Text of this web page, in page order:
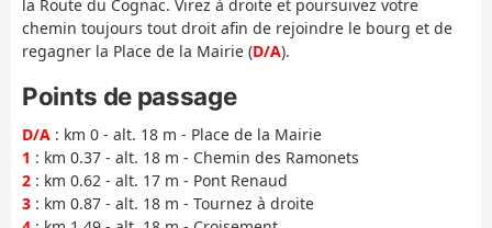
la Route du Cognac. Virez à droite et poursuivez votre
chemin toujours tout droit afin de rejoindre le bourg et de
regagner la Place de la Mairie (D/A).
Points de passage
D/A : km 0 - alt. 18 m - Place de la Mairie
1 : km 0.37 - alt. 18 m - Chemin des Ramonets
2 : km 0.62 - alt. 17 m - Pont Renaud
3 : km 0.87 - alt. 18 m - Tournez à droite